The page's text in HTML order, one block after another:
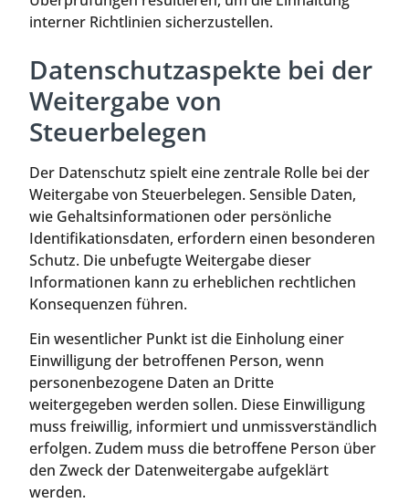
interner Richtlinien sicherzustellen.
Datenschutzaspekte bei der
Weitergabe von
Steuerbelegen
Der Datenschutz spielt eine zentrale Rolle bei der
Weitergabe von Steuerbelegen. Sensible Daten,
wie Gehaltsinformationen oder persönliche
Identifikationsdaten, erfordern einen besonderen
Schutz. Die unbefugte Weitergabe dieser
Informationen kann zu erheblichen rechtlichen
Konsequenzen führen.
Ein wesentlicher Punkt ist die Einholung einer
Einwilligung der betroffenen Person, wenn
personenbezogene Daten an Dritte
weitergegeben werden sollen. Diese Einwilligung
muss freiwillig, informiert und unmissverständlich
erfolgen. Zudem muss die betroffene Person über
den Zweck der Datenweitergabe aufgeklärt
werden.